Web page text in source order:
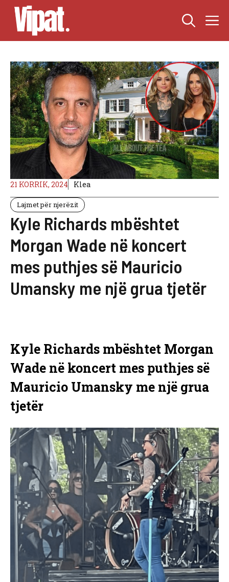
Skip
content
21 KORRIK, 2024 Klea
Lajmet për njerëzit
Kyle Richards mbështet
Morgan Wade në koncert
mes puthjes së Mauricio
Umansky me një grua tjetër
Kyle Richards mbështet Morgan
Wade në koncert mes puthjes së
Mauricio Umansky me një grua
tjetër